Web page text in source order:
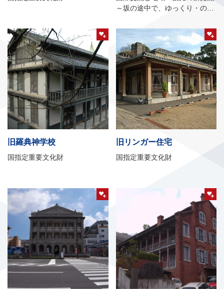
～坂の途中で、ゆっくり・のん
旧羅典神学校
国指定重要文化財
旧リンガー住宅
国指定重要文化財